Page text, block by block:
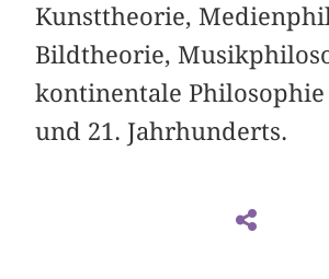
Kunsttheorie,
Bildtheorie,
kontinentale Philosophie
und 21. Jahrhunderts.